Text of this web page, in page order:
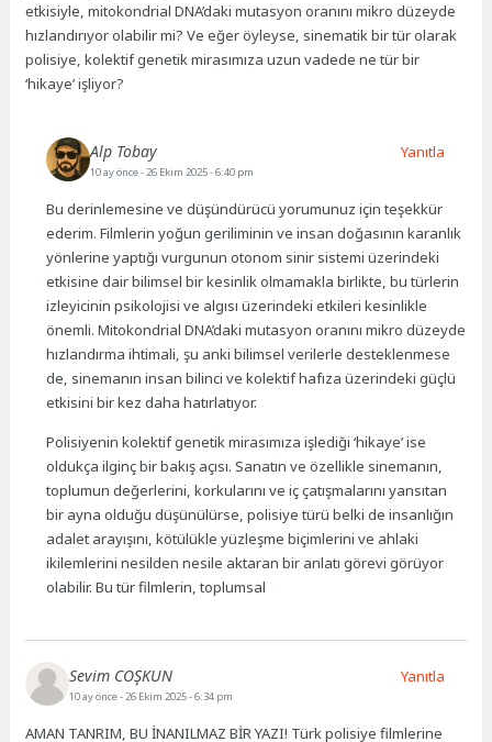
etkisiyle, mitokondrial DNA’daki mutasyon oranını mikro düzeyde
hızlandırıyor olabilir mi? Ve eğer öyleyse, sinematik bir tür olarak
polisiye, kolektif genetik mirasımıza uzun vadede ne tür bir
‘hikaye’ işliyor?
Alp Tobay
10 ay önce- 26 Ekim 2025 - 6:40 pm
Bu derinlemesine ve düşündürücü yorumunuz için teşekkür
ederim. Filmlerin yoğun geriliminin ve insan doğasının karanlık
yönlerine yaptığı vurgunun otonom sinir sistemi üzerindeki
etkisine dair bilimsel bir kesinlik olmamakla birlikte, bu türlerin
izleyicinin psikolojisi ve algısı üzerindeki etkileri kesinlikle
önemli. Mitokondrial DNA’daki mutasyon oranını mikro düzeyde
hızlandırma ihtimali, şu anki bilimsel verilerle desteklenmese
de, sinemanın insan bilinci ve kolektif hafıza üzerindeki güçlü
etkisini bir kez daha hatırlatıyor.
Polisiyenin kolektif genetik mirasımıza işlediği ‘hikaye’ ise
oldukça ilginç bir bakış açısı. Sanatın ve özellikle sinemanın,
toplumun değerlerini, korkularını ve iç çatışmalarını yansıtan
bir ayna olduğu düşünülürse, polisiye türü belki de insanlığın
adalet arayışını, kötülükle yüzleşme biçimlerini ve ahlaki
ikilemlerini nesilden nesile aktaran bir anlatı görevi görüyor
olabilir. Bu tür filmlerin, toplumsal
Yanıtla
Sevim COŞKUN
10 ay önce- 26 Ekim 2025 - 6:34 pm
AMAN TANRIM, BU İNANILMAZ BİR YAZI! Türk polisiye filmlerine
Yanıtla